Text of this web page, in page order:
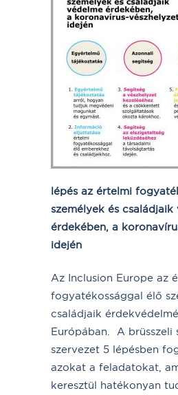
lépés az értelmi
személyek és családjaik
érdekében, a
idején
Az Inclusion Europe az
fogyatékossággal élő
családjaik
Európában. A brüsszeli
szervezet 5 lépésben
azokat a feladatokat,
keresztül hatékonyan